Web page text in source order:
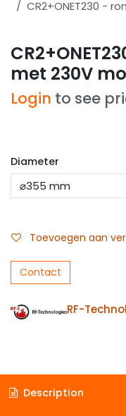
CR2+ONET230 -
met 230V
Login to see
Diameter
Toevoegen aan
Contact
RF-
Description